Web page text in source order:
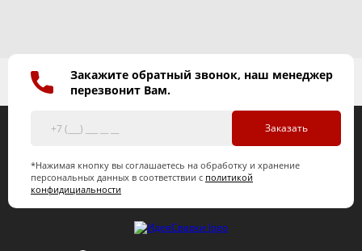
Закажите обратный звонок, наш менеджер
перезвонит Вам.
Заказать
*Нажимая кнопку вы соглашаетесь на обработку и хранение
персональных данных в соответствии с политикой
конфидициальности